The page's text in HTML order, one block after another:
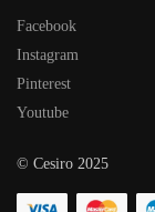
Facebook
Instagram
Pinterest
Youtube
© Cesiro 2025